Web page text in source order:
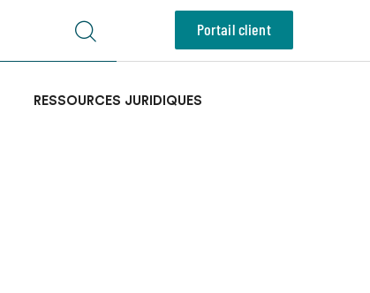
Portail client
RESSOURCES JURIDIQUES